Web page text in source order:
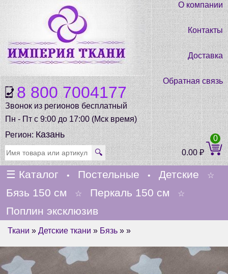
8 800 7004177
Звонок из регионов бесплатный
Пн - Пт с 9:00 до 17:00 (Мск время)
О компании
Контакты
Доставка
Обратная связь
Регион:Казань
🔍 0.00₽
0
☰ Каталог • Постельные • Детские ☆
Бязь 150 см ☆ Перкаль 150 см ☆
Поплин эксклюзив
Ткани » Детские ткани » Бязь » »